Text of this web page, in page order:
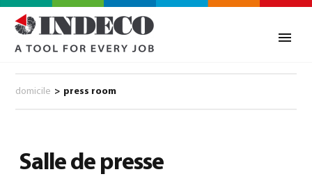
domicile > press room
Salle de presse